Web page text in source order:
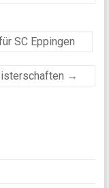
SC Eppingen
→